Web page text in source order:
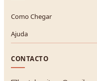
Como Chegar
Ajuda
CONTACTO